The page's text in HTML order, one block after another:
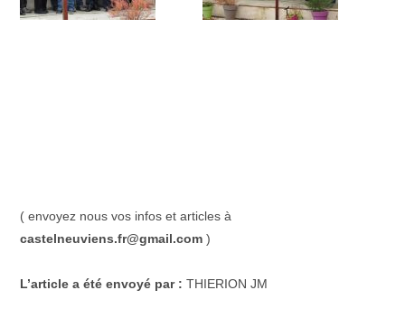
( envoyez nous vos infos et articles à
castelneuviens.fr@gmail.com )
L’article a été envoyé par:THIERION JM